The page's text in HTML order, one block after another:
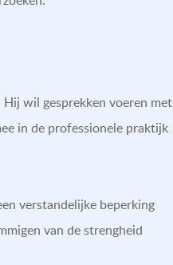
wil gesprekken voeren met
in de professionele praktijk
verstandelijke beperking
van de strengheid